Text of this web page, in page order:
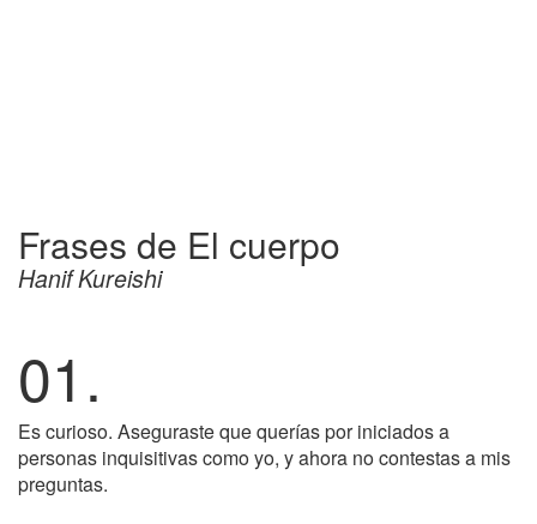
Frases de El cuerpo
Hanif Kureishi
01.
Es curioso. Aseguraste que querías por iniciados a
personas inquisitivas como yo, y ahora no contestas a mis
preguntas.